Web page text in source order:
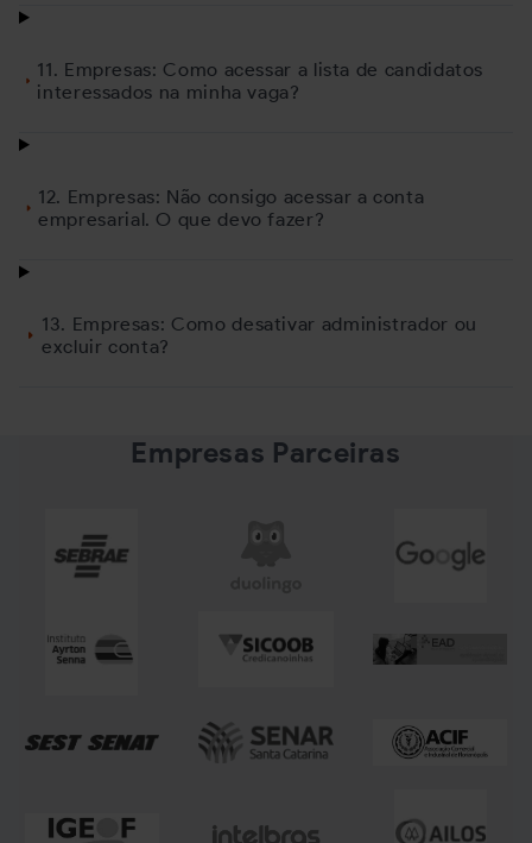
11. Empresas: Como acessar a lista de candidatos
interessados na minha vaga?
12. Empresas: Não consigo acessar a conta
empresarial. O que devo fazer?
13. Empresas: Como desativar administrador ou
excluir conta?
Empresas Parceiras